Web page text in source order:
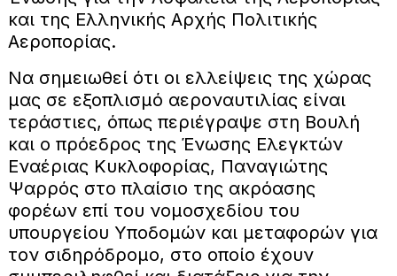
και της Ελληνικής Αρχής Πολιτικής
Αεροπορίας.
Να σημειωθεί ότι οι ελλείψεις της χώρας
μας σε εξοπλισμό αεροναυτιλίας είναι
τεράστιες, όπως περιέγραψε στη Βουλή
και ο πρόεδρος της Ένωσης Ελεγκτών
Εναέριας Κυκλοφορίας, Παναγιώτης
Ψαρρός στο πλαίσιο της ακρόασης
φορέων επί του νομοσχεδίου του
υπουργείου Υποδομών και μεταφορών για
τον σιδηρόδρομο, στο οποίο έχουν